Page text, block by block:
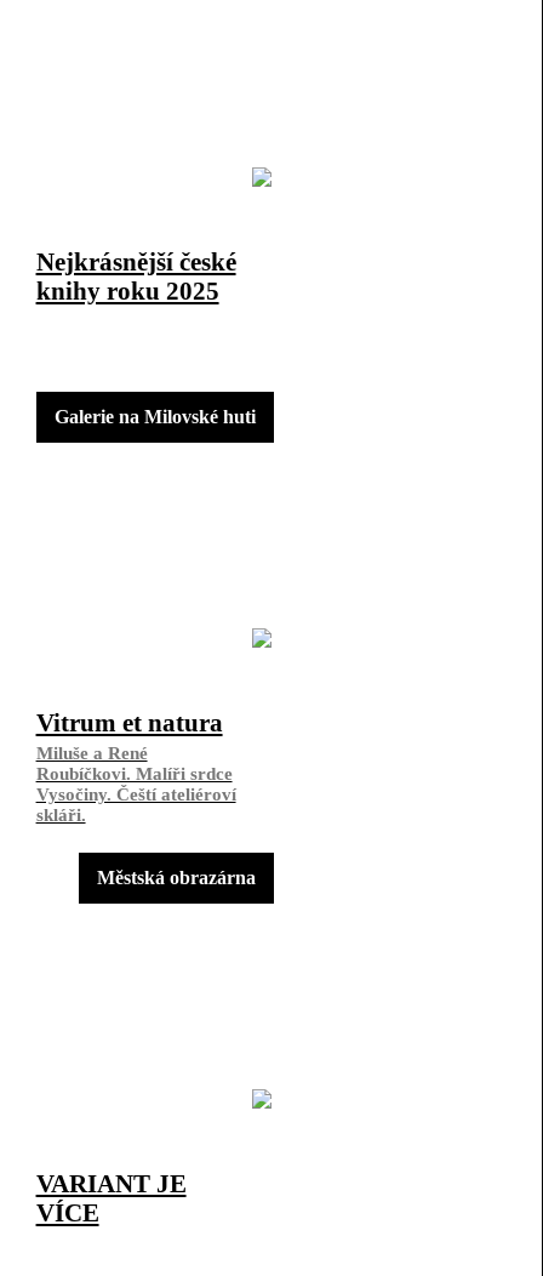
Nejkrásnější české
knihy roku 2025
Galerie na Milovské huti
Vitrum et natura
Miluše a René
Roubíčkovi. Malíři srdce
Vysočiny. Čeští ateliéroví
skláři.
Městská obrazárna
VARIANT JE
VÍCE